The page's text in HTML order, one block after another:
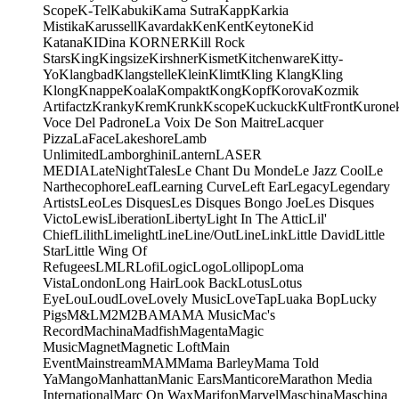
ScopeK-TelKabukiKama SutraKappKarkia
MistikaKarussellKavardakKenKentKeytoneKid
KatanaKIDina KORNERKill Rock
StarsKingKingsizeKirshnerKismetKitchenwareKitty-
YoKlangbadKlangstelleKleinKlimtKling KlangKling
KlongKnappeKoalaKompaktKongKopfKorovaKozmik
ArtifactzKrankyKremKrunkKscopeKuckuckKultFront
Voce Del PadroneLa Voix De Son MaitreLacquer
PizzaLaFaceLakeshoreLamb
UnlimitedLamborghiniLanternLASER
MEDIALateNightTalesLe Chant Du MondeLe Jazz CoolLe
NarthecophoreLeafLearning CurveLeft EarLegacyLegendary
ArtistsLeoLes DisquesLes Disques Bongo JoeLes Disques
VictoLewisLiberationLibertyLight In The AtticLil'
ChiefLilithLimelightLineLine/OutLineLinkLittle DavidLittle
StarLittle Wing Of
RefugeesLMLRLofiLogicLogoLollipopLoma
VistaLondonLong HairLook BackLotusLotus
EyeLouLoudLoveLovely MusicLoveTapLuaka BopLucky
PigsM&LM2M2BAMAMA MusicMac's
RecordMachinaMadfishMagentaMagic
MusicMagnetMagnetic LoftMain
EventMainstreamMAMMama BarleyMama Told
YaMangoManhattanManic EarsManticoreMarathon Media
InternationalMarc On WaxMarifonMarvelMaschinaMaschina